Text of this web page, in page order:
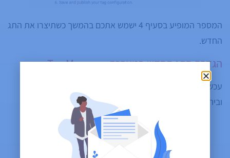
המספר המופיע בסעיף 4 ישמש אתכם בהמשך כשתיצרו את התג
החדש.
הגדרת התג החדש במערכת Tag Manager
וביחרו להוסיף תג חדש מסוג GA4 Configuration.